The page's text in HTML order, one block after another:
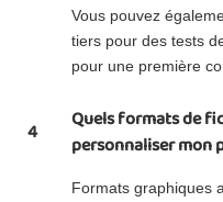
Vous pouvez
tiers pour des tests
pour une première
4
Quels formats de
personnaliser mon
Formats graphiques